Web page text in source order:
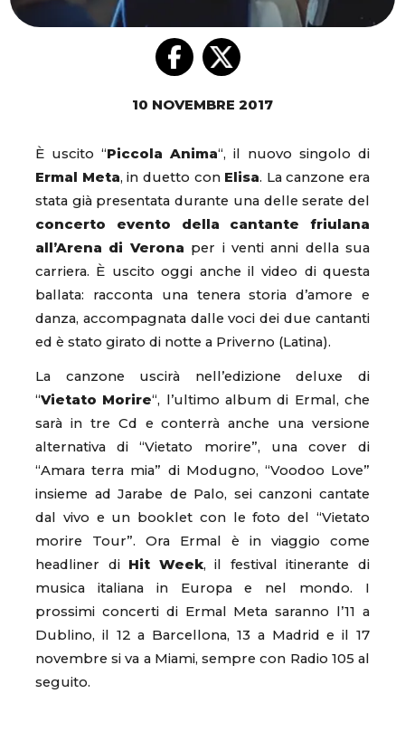
10 NOVEMBRE 2017
È uscito “Piccola Anima“, il nuovo singolo di
Ermal Meta, in duetto con Elisa. La canzone era
stata già presentata durante una delle serate del
concerto evento della cantante friulana
all’Arena di Verona per i venti anni della sua
carriera. È uscito oggi anche il video di questa
ballata: racconta una tenera storia d’amore e
danza, accompagnata dalle voci dei due cantanti
ed è stato girato di notte a Priverno (Latina).
La canzone uscirà nell’edizione deluxe di
“Vietato Morire“, l’ultimo album di Ermal, che
sarà in tre Cd e conterrà anche una versione
alternativa di “Vietato morire”, una cover di
“Amara terra mia” di Modugno, “Voodoo Love”
insieme ad Jarabe de Palo, sei canzoni cantate
dal vivo e un booklet con le foto del “Vietato
morire Tour”. Ora Ermal è in viaggio come
headliner di Hit Week, il festival itinerante di
musica italiana in Europa e nel mondo. I
prossimi concerti di Ermal Meta saranno l’11 a
Dublino, il 12 a Barcellona, 13 a Madrid e il 17
novembre si va a Miami, sempre con Radio 105 al
seguito.